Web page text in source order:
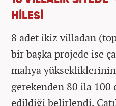
HİLESİ
8 adet ikiz villadan
bir başka projede ise
mahya
gerekenden 80 ila 100
edildiği belirlendi.